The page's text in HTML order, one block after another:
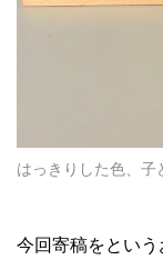
はっきりした色、子
今回寄稿をとい